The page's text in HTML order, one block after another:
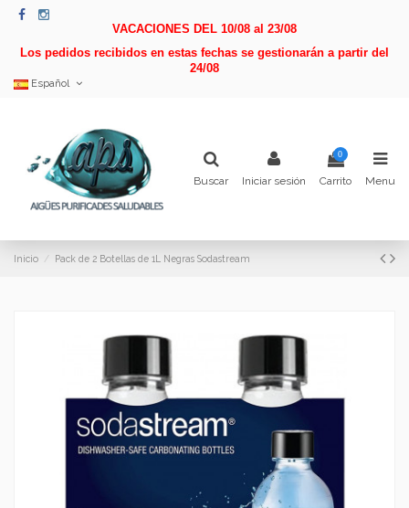
VACACIONES DEL 10/08 al 23/08
Los pedidos recibidos en estas fechas se gestionarán a partir del
24/08
Español
Buscar Iniciar sesión
0
Carrito Menu
Inicio Pack de 2 Botellas de 1L Negras Sodastream